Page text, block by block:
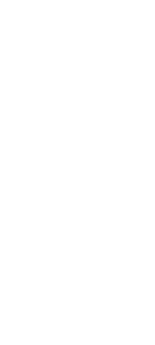
Roman se, kako
pasivnosti i moći
Lišer navodi da
zbog prestiža,
„Važnije od